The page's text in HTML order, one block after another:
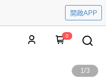
開啟APP
0
1/3